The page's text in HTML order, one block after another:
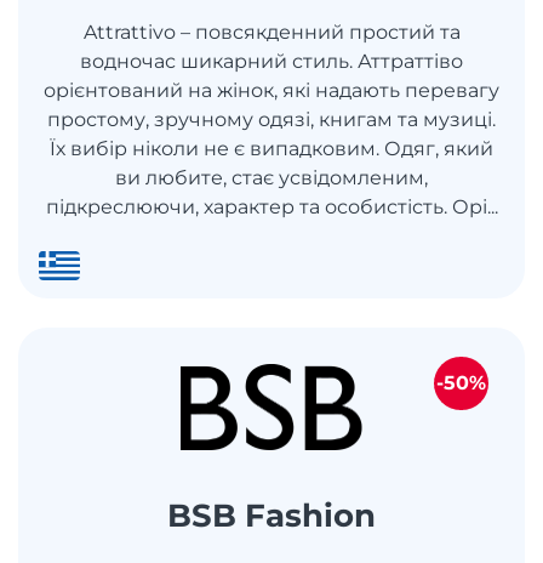
Attrattivo – повсякденний простий та
водночас шикарний стиль. Аттраттіво
орієнтований на жінок, які надають перевагу
простому, зручному одязі, книгам та музиці.
Їх вибір ніколи не є випадковим. Одяг, який
ви любите, стає усвідомленим,
підкреслюючи, характер та особистість. Орі...
BSB Fashion
-50%